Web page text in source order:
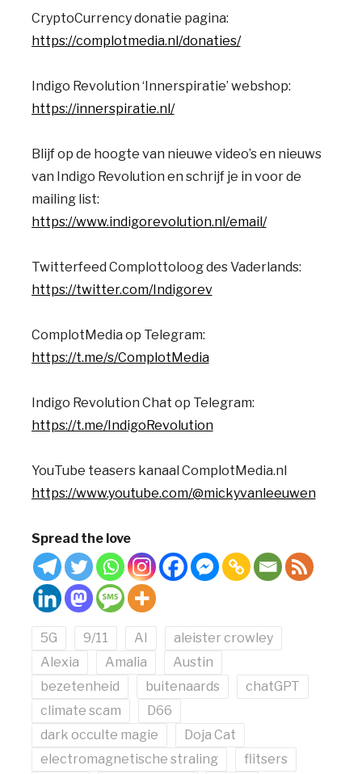
CryptoCurrency donatie pagina:
https://complotmedia.nl/donaties/
Indigo Revolution ‘Innerspiratie’ webshop:
https://innerspiratie.nl/
Blijf op de hoogte van nieuwe video’s en nieuws
van Indigo Revolution en schrijf je in voor de
mailing list:
https://www.indigorevolution.nl/email/
Twitterfeed Complottoloog des Vaderlands:
https://twitter.com/Indigorev
ComplotMedia op Telegram:
https://t.me/s/ComplotMedia
Indigo Revolution Chat op Telegram:
https://t.me/IndigoRevolution
YouTube teasers kanaal ComplotMedia.nl
https://www.youtube.com/@mickyvanleeuwen
Spread the love
5G 9/11 AI
aleister crowley
Alexia
Amalia
Austin
bezetenheid
buitenaards
chatGPT
climate scam
D66
dark occulte magie
Doja Cat
electromagnetische straling
flitsers